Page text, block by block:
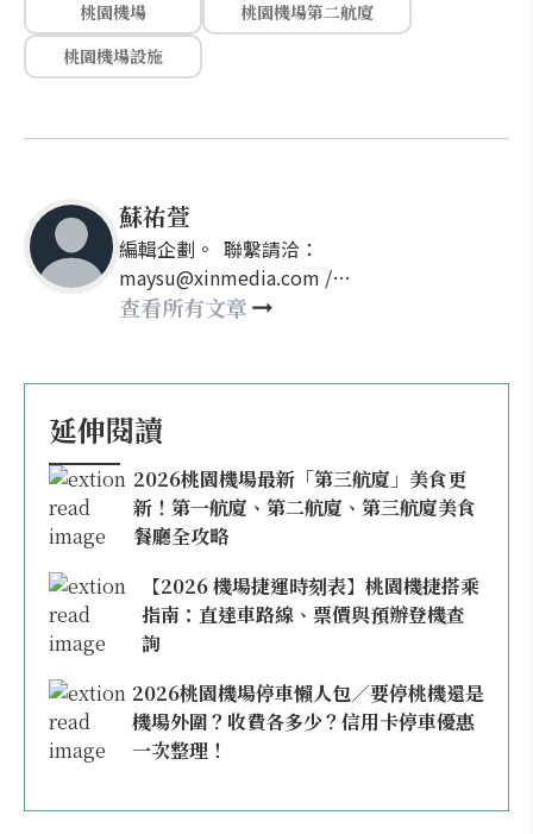
桃園機場
桃園機場第二航廈
桃園機場設施
蘇祐萱
編輯企劃。 聯繫請洽：
maysu@xinmedia.com /
may860527@gmail.com
查看所有文章
延伸閱讀
2026桃園機場最新「第三航廈」美食更
新！第一航廈、第二航廈、第三航廈美食
餐廳全攻略
【2026 機場捷運時刻表】桃園機捷搭乘
指南：直達車路線、票價與預辦登機查
詢
2026桃園機場停車懶人包／要停桃機還是
機場外圍？收費各多少？信用卡停車優惠
一次整理！